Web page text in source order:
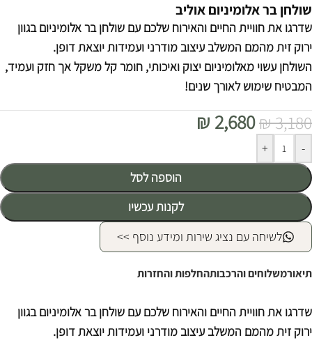
שולחן בר אלומיניום אוליב
שדרגו את חוויית החיים והאירוח שלכם עם שולחן בר אלומיניום בגוון
ירוק זית מהמם המשלב עיצוב מודרני ועמידות יוצאת דופן.
השולחן עשוי מאלומיניום יצוק ואיכותי, חומר קל משקל אך חזק ועמיד,
המבטיח שימוש לאורך שנים!
₪3,180
₪ 2,680
-
+
הוספה לסל
לקנות עכשיו
Alternative:
לשיחה עם נציג שירות ומידע נוסף >>
תיאורמשלוחים והרכבותהחלפות והחזרות
שדרגו את חוויית החיים והאירוח שלכם עם שולחן בר אלומיניום בגוון
ירוק זית מהמם המשלב עיצוב מודרני ועמידות יוצאת דופן.